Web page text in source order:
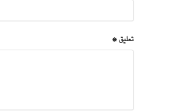
تعليق *